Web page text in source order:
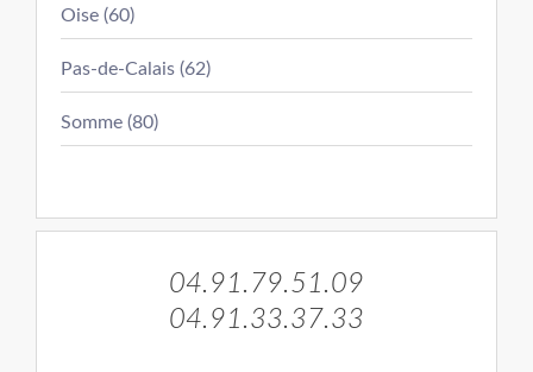
Oise (60)
Pas-de-Calais (62)
Somme (80)
04.91.79.51.09
04.91.33.37.33